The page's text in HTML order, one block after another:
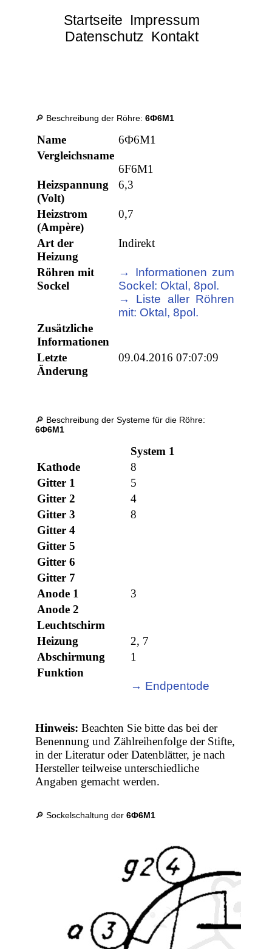
Startseite Impressum
Datenschutz Kontakt
🔎 Beschreibung der Röhre:6Ф6М1
Name
6Ф6М1
Vergleichsname
6F6M1
Heizspannung
(Volt)
6,3
Heizstrom
(Ampère)
0,7
Art der
Heizung
Indirekt
Röhren mit
Sockel
→ Informationen zum
Sockel: Oktal, 8pol.
→ Liste aller Röhren
mit: Oktal, 8pol.
Zusätzliche
Informationen
Letzte
Änderung
09.04.2016 07:07:09
🔎 Beschreibung der Systeme für die Röhre:
6Ф6М1
System 1
Kathode
8
Gitter 1
5
Gitter 2
4
Gitter 3
8
Gitter 4
Gitter 5
Gitter 6
Gitter 7
Anode 1
3
Anode 2
Leuchtschirm
Heizung
2, 7
Abschirmung
1
Funktion
→ Endpentode
Hinweis: Beachten Sie bitte das bei der
Benennung und Zählreihenfolge der Stifte,
in der Literatur oder Datenblätter, je nach
Hersteller teilweise unterschiedliche
Angaben gemacht werden.
🔎 Sockelschaltung der6Ф6М1